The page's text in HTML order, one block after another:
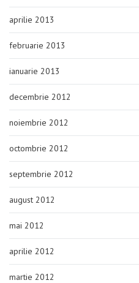
aprilie 2013
februarie 2013
ianuarie 2013
decembrie 2012
noiembrie 2012
octombrie 2012
septembrie 2012
august 2012
mai 2012
aprilie 2012
martie 2012